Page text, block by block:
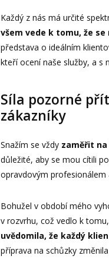
Každý z nás má určité
všem vede k tomu, že
představa o ideálním
kteří ocení naše služby, a s
Síla pozorné
zákazníky
Snažím se vždy zaměřit
důležité, aby se mou cítili
opravdovým profesionálem
Bohužel v období mého
v rozvrhu, což vedlo k
uvědomila, že každý
příprava na schůzky